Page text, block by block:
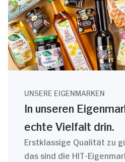
UNSERE EIGENMARKEN
In unseren
echte Vielfalt drin.
Erstklassige Qualität zu
das sind die HIT-